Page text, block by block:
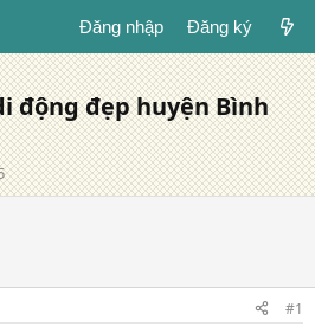
Đăng nhập Đăng ký
động đẹp huyện Bình
#1